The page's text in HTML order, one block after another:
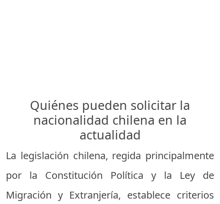
Quiénes pueden solicitar la
nacionalidad chilena en la
actualidad
La legislación chilena, regida principalmente
por la Constitución Política y la Ley de
Migración y Extranjería, establece criterios